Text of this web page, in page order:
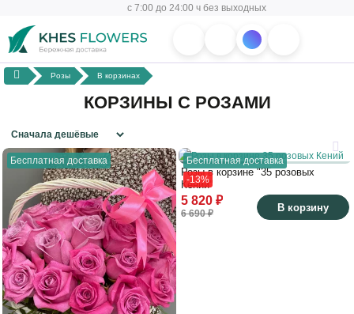
с 7:00 до 24:00 ч без выходных
Розы В корзинах
КОРЗИНЫ С РОЗАМИ
Бесплатная доставка
Бесплатная доставка
-13%
Розы в корзине "35 розовых
Кений"
5 820 ₽
6 690 ₽ В корзину